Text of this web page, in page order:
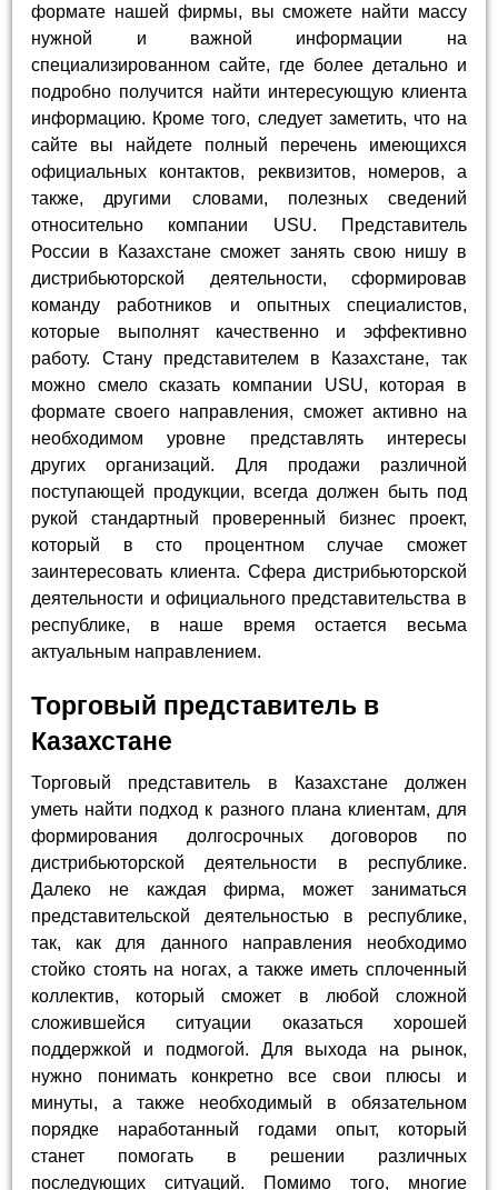
формате нашей фирмы, вы сможете найти массу
нужной и важной информации на
специализированном сайте, где более детально и
подробно получится найти интересующую клиента
информацию. Кроме того, следует заметить, что на
сайте вы найдете полный перечень имеющихся
официальных контактов, реквизитов, номеров, а
также, другими словами, полезных сведений
относительно компании USU. Представитель
России в Казахстане сможет занять свою нишу в
дистрибьюторской деятельности, сформировав
команду работников и опытных специалистов,
которые выполнят качественно и эффективно
работу. Стану представителем в Казахстане, так
можно смело сказать компании USU, которая в
формате своего направления, сможет активно на
необходимом уровне представлять интересы
других организаций. Для продажи различной
поступающей продукции, всегда должен быть под
рукой стандартный проверенный бизнес проект,
который в сто процентном случае сможет
заинтересовать клиента. Сфера дистрибьюторской
деятельности и официального представительства в
республике, в наше время остается весьма
актуальным направлением.
Торговый представитель в
Казахстане
Торговый представитель в Казахстане должен
уметь найти подход к разного плана клиентам, для
формирования долгосрочных договоров по
дистрибьюторской деятельности в республике.
Далеко не каждая фирма, может заниматься
представительской деятельностью в республике,
так, как для данного направления необходимо
стойко стоять на ногах, а также иметь сплоченный
коллектив, который сможет в любой сложной
сложившейся ситуации оказаться хорошей
поддержкой и подмогой. Для выхода на рынок,
нужно понимать конкретно все свои плюсы и
минуты, а также необходимый в обязательном
порядке наработанный годами опыт, который
станет помогать в решении различных
последующих ситуаций. Помимо того, многие